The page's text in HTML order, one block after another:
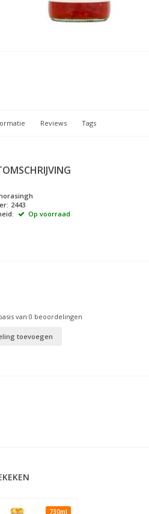
Reviews Tags
2443
Op voorraad
van 0 beoordelingen
toevoegen
730ml